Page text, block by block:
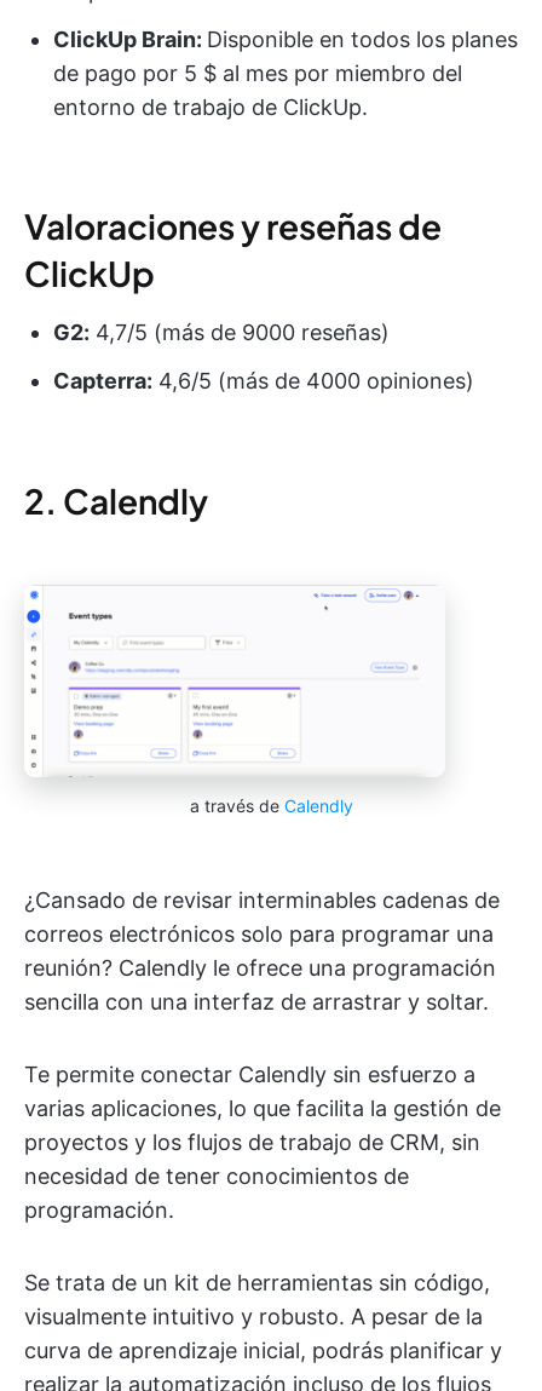
ClickUp Brain: Disponible en todos los planes
de pago por 5 $ al mes por miembro del
entorno de trabajo de ClickUp.
Valoraciones y reseñas de
ClickUp
G2: 4,7/5 (más de 9000 reseñas)
Capterra: 4,6/5 (más de 4000 opiniones)
2. Calendly
a través de Calendly
¿Cansado de revisar interminables cadenas de
correos electrónicos solo para programar una
reunión? Calendly le ofrece una programación
sencilla con una interfaz de arrastrar y soltar.
Te permite conectar Calendly sin esfuerzo a
varias aplicaciones, lo que facilita la gestión de
proyectos y los flujos de trabajo de CRM, sin
necesidad de tener conocimientos de
programación.
Se trata de un kit de herramientas sin código,
visualmente intuitivo y robusto. A pesar de la
curva de aprendizaje inicial, podrás planificar y
realizar la automatización incluso de los flujos